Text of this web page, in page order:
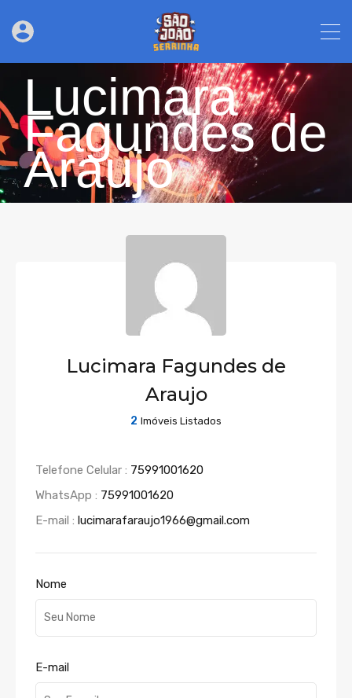
Lucimara
Fagundes de
Araujo
Lucimara Fagundes de
Araujo
2 Imóveis Listados
Telefone Celular : 75991001620
WhatsApp : 75991001620
E-mail : lucimarafaraujo1966@gmail.com
Nome
E-mail